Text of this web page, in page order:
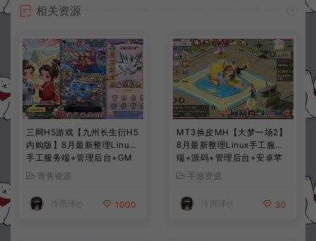
相关资源
三网H5游戏【九州长生衍H5
内购版】8月最新整理Linux
手工服务端+管理后台+GM
授权后台+简易安卓客户端
+详细搭建教程+视频教程
寄售资源
冷雨泽ღ 1000
MT3换皮MH【大梦一场2】
8月最新整理Linux手工服务
端+源码+管理后台+安卓苹
果双端+详细搭建教程+视频
教程
手游资源
冷雨泽ღ 30